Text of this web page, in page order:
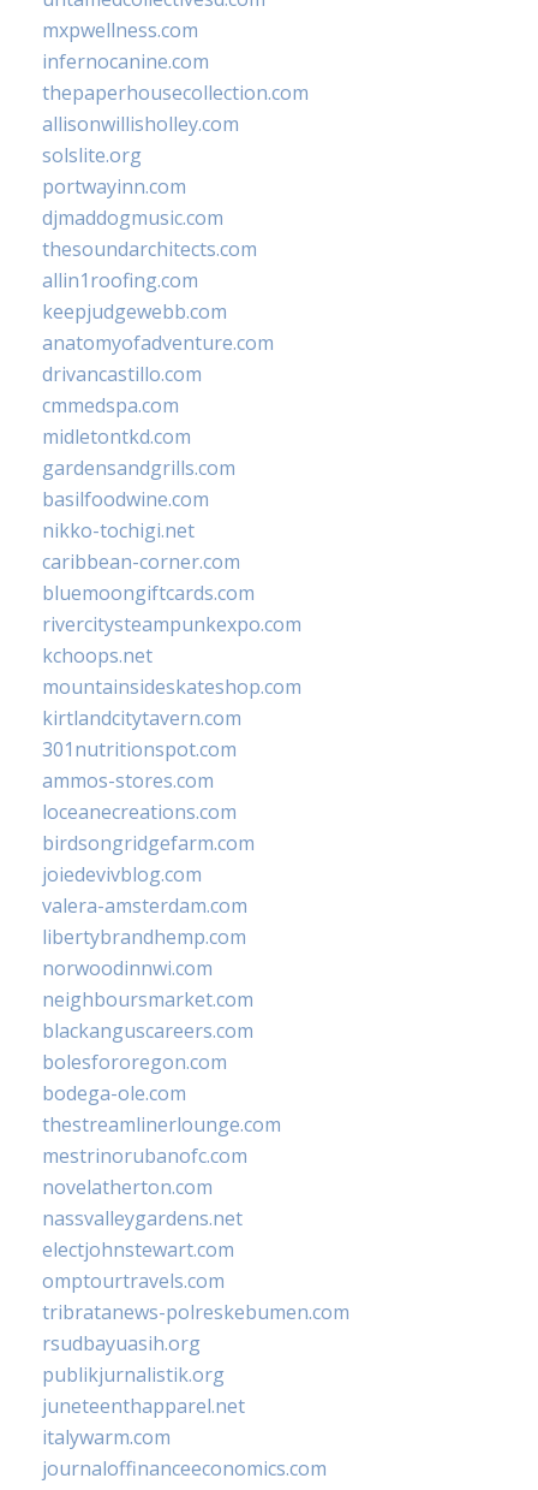
mxpwellness.com
infernocanine.com
thepaperhousecollection.com
allisonwillisholley.com
solslite.org
portwayinn.com
djmaddogmusic.com
thesoundarchitects.com
allin1roofing.com
keepjudgewebb.com
anatomyofadventure.com
drivancastillo.com
cmmedspa.com
midletontkd.com
gardensandgrills.com
basilfoodwine.com
nikko-tochigi.net
caribbean-corner.com
bluemoongiftcards.com
rivercitysteampunkexpo.com
kchoops.net
mountainsideskateshop.com
kirtlandcitytavern.com
301nutritionspot.com
ammos-stores.com
loceanecreations.com
birdsongridgefarm.com
joiedevivblog.com
valera-amsterdam.com
libertybrandhemp.com
norwoodinnwi.com
neighboursmarket.com
blackanguscareers.com
bolesfororegon.com
bodega-ole.com
thestreamlinerlounge.com
mestrinorubanofc.com
novelatherton.com
nassvalleygardens.net
electjohnstewart.com
omptourtravels.com
tribratanews-polreskebumen.com
rsudbayuasih.org
publikjurnalistik.org
juneteenthapparel.net
italywarm.com
journaloffinanceeconomics.com